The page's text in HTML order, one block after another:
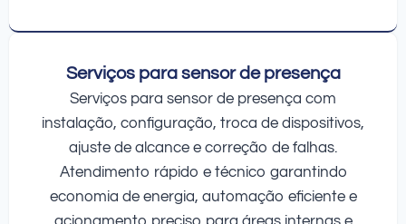
Serviços para sensor de presença
Serviços para sensor de presença com
instalação, configuração, troca de dispositivos,
ajuste de alcance e correção de falhas.
Atendimento rápido e técnico garantindo
economia de energia, automação eficiente e